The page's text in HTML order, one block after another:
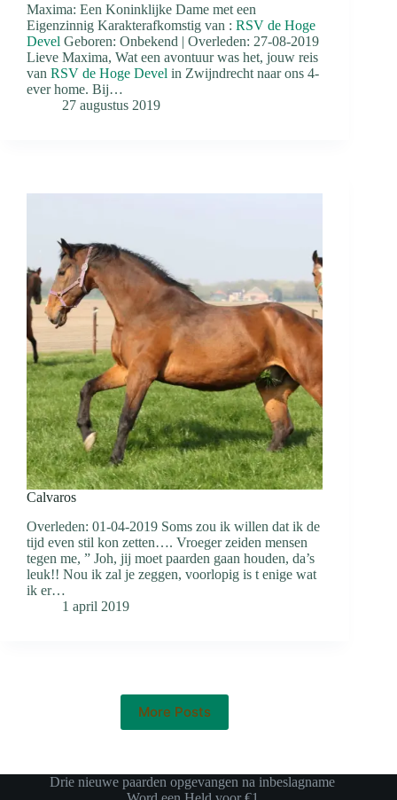
Maxima: Een Koninklijke Dame met een
Eigenzinnig Karakterafkomstig van : RSV de Hoge
Devel Geboren: Onbekend | Overleden: 27-08-2019
Lieve Maxima, Wat een avontuur was het, jouw reis
van RSV de Hoge Devel in Zwijndrecht naar ons 4-
ever home. Bij…
27 augustus 2019
Calvaros
Overleden: 01-04-2019 Soms zou ik willen dat ik de
tijd even stil kon zetten…. Vroeger zeiden mensen
tegen me, ” Joh, jij moet paarden gaan houden, da’s
leuk!! Nou ik zal je zeggen, voorlopig is t enige wat
ik er…
1 april 2019
More Posts
Drie nieuwe paarden opgevangen na inbeslagname